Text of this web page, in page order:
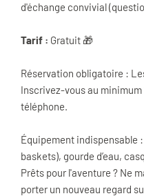
d'échange convivial
Tarif : Gratuit 🎁
Réservation obligatoire :
Inscrivez-vous au
téléphone.
Équipement indispensable
baskets), gourde d’eau,
Prêts pour l'aventure ? Ne
porter un nouveau regard